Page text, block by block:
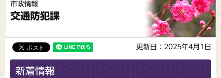
市政情報
交通防犯課
更新日：2025年4月1日
新着情報